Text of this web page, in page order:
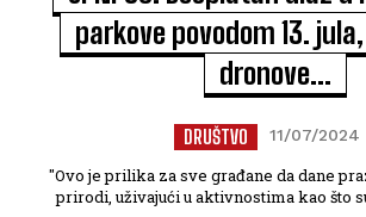
parkove povodom 13.
dronove…
DRUŠTVO 11/07/2024
"Ovo je prilika za sve građane da dane
prirodi, uživajući u aktivnostima kao što